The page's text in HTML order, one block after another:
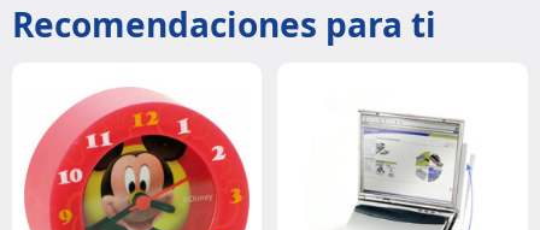
Recomendaciones para ti